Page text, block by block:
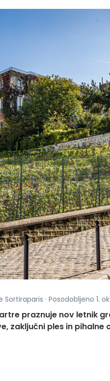
· Posodobljeno 1.
praznuje nov letnik
zaključni ples in